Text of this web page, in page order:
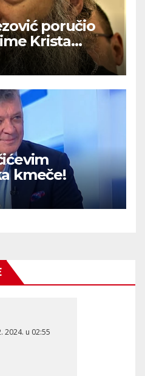
poručio
Krista
iz ‘ralja laži i
kmeče!